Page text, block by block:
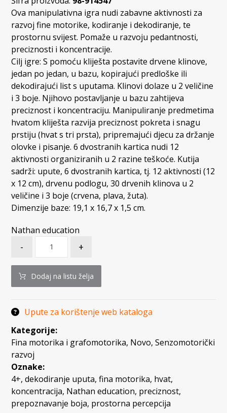
Ova manipulativna igra nudi zabavne aktivnosti za
razvoj fine motorike, kodiranje i dekodiranje, te
prostornu svijest. Pomaže u razvoju pedantnosti,
preciznosti i koncentracije.
Cilj igre: S pomoću kliješta postavite drvene klinove,
jedan po jedan, u bazu, kopirajući predloške ili
dekodirajući list s uputama. Klinovi dolaze u 2 veličine
i 3 boje. Njihovo postavljanje u bazu zahtijeva
preciznost i koncentraciju. Manipuliranje predmetima
hvatom kliješta razvija preciznost pokreta i snagu
prstiju (hvat s tri prsta), pripremajući djecu za držanje
olovke i pisanje. 6 dvostranih kartica nudi 12
aktivnosti organiziranih u 2 razine teškoće. Kutija
sadrži: upute, 6 dvostranih kartica, tj. 12 aktivnosti (12
x 12 cm), drvenu podlogu, 30 drvenih klinova u 2
veličine i 3 boje (crvena, plava, žuta).
Dimenzije baze: 19,1 x 16,7 x 1,5 cm.
Nathan education
- +
Dodaj na listu želja
Upute za korištenje web kataloga
Kategorije:
Fina motorika i grafomotorika, Novo,Senzomotorički
razvoj
Oznake:
4+,dekodiranje uputa,fina motorika, hvat,
koncentracija, Nathan education, preciznost,
prepoznavanje boja, prostorna percepcija